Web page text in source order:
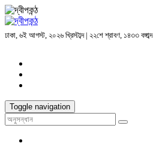
ঢাকা, ৬ই আগস্ট, ২০২৬ খ্রিস্টাব্দ | ২২শে শ্রাবণ, ১৪৩৩ বঙ্গাব্দ
Toggle navigation